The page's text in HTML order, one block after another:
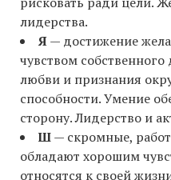
лидерства.
Я— достижение
чувством
любви и признания
способности. Умение
сторону. Лидерство и
Ш— скромные,
обладают хорошим
относятся к своей